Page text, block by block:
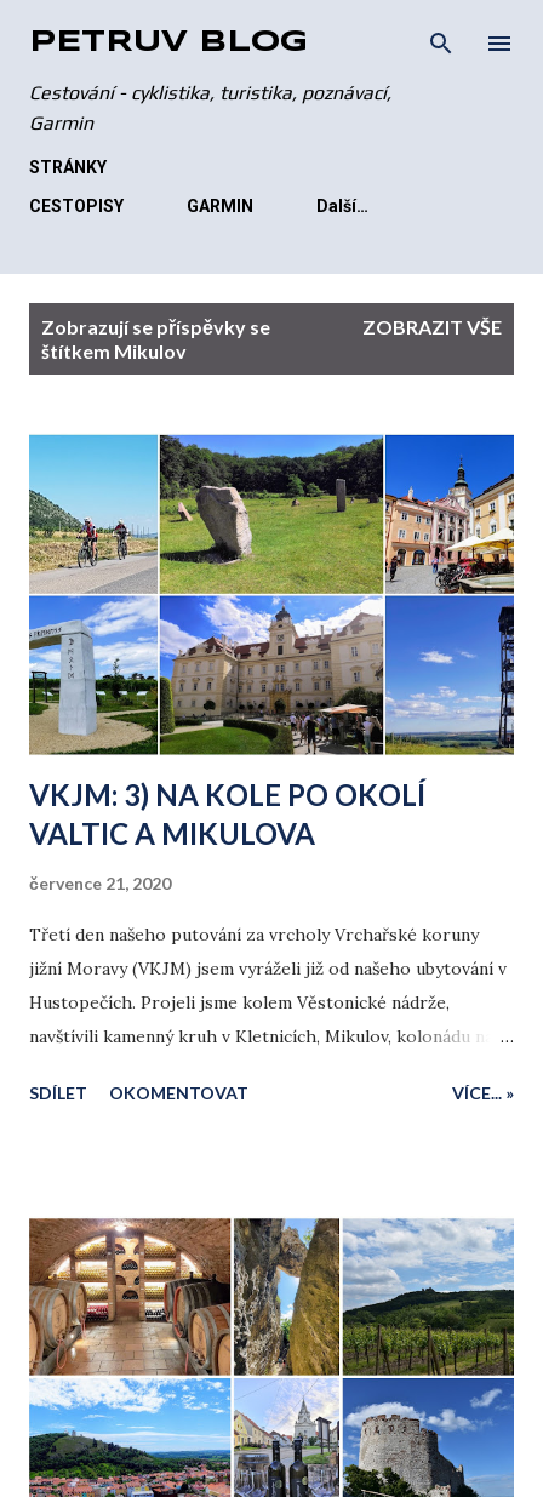
Přeskočit na hlavní obsah
PETRŮV BLOG
Cestování - cyklistika, turistika, poznávací,
Garmin
STRÁNKY
CESTOPISY
GARMIN Další…
Zobrazují se příspěvky se
štítkem Mikulov
ZOBRAZIT VŠE
VKJM: 3) NA KOLE PO OKOLÍ
VALTIC A MIKULOVA
července 21, 2020
Třetí den našeho putování za vrcholy Vrchařské koruny
jižní Moravy (VKJM) jsem vyráželi již od našeho ubytování v
Hustopečích. Projeli jsme kolem Věstonické nádrže,
navštívili kamenný kruh v Kletnicích, Mikulov, kolonádu na
naše cesta pokračovala přes Valtice. Lednicko-valtický
Kobylí, Velké Pavlovice,... Třetí den si můžeme už trochu
přispat, protože dnes již vyrážíme od našeho ubytování u
Halmů v Hustopečích v 10:30 hodin. Až na jedno menší
stoupání, dnes vede prvních 12 kilometrů přes Věstonickou
nádrž (též Vodní nádrž Nové Mlýny II nebo Střední nádrž)
po rovině. Od vodní nádrže pak v Pavlově odbočujeme a
začínáme pěkně stoupat. Do obce Klentnice nás čeká dnešní
nejdelší 2 km stoupání s průměrným 7,7% sklonem. Za zády
SDÍLET OKOMENTOVAT VÍCE... »